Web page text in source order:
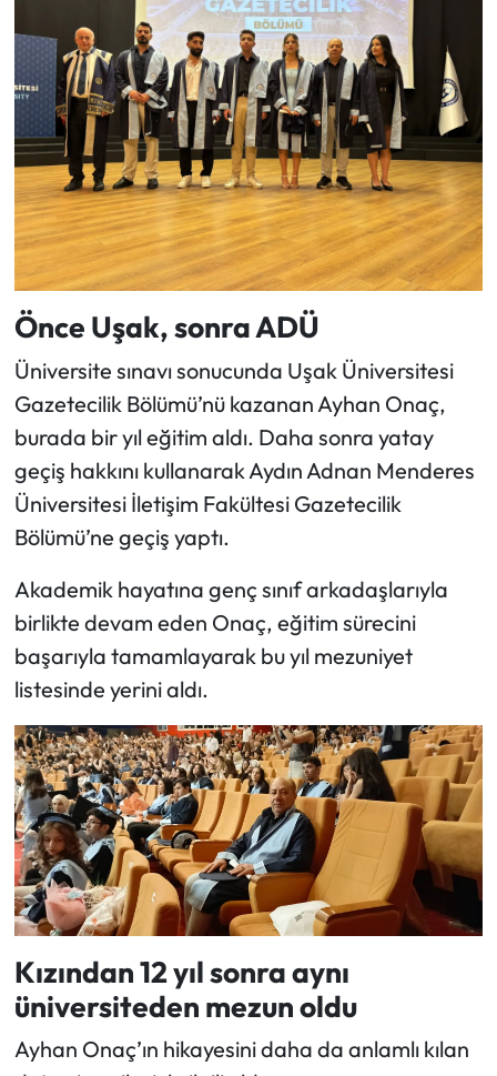
Önce Uşak, sonra ADÜ
Üniversite sınavı sonucunda Uşak Üniversitesi
Gazetecilik Bölümü’nü kazanan Ayhan Onaç,
burada bir yıl eğitim aldı. Daha sonra yatay
geçiş hakkını kullanarak Aydın Adnan Menderes
Üniversitesi İletişim Fakültesi Gazetecilik
Bölümü’ne geçiş yaptı.
Akademik hayatına genç sınıf arkadaşlarıyla
birlikte devam eden Onaç, eğitim sürecini
başarıyla tamamlayarak bu yıl mezuniyet
listesinde yerini aldı.
Kızından 12 yıl sonra aynı
üniversiteden mezun oldu
Ayhan Onaç’ın hikayesini daha da anlamlı kılan